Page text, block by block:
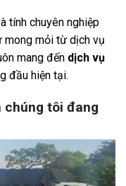
tính chuyên nghiệp
mong mỏi từ dịch vụ
mang đến dịch vụ
đầu hiện tại.
chúng tôi đang